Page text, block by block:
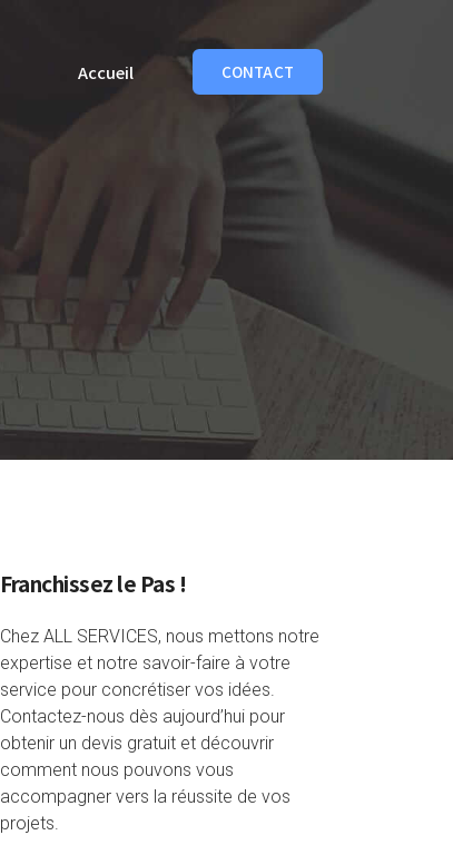
Accueil CONTACT
Franchissez le Pas !
Chez ALL SERVICES, nous mettons notre
expertise et notre savoir-faire à votre
service pour concrétiser vos idées.
Contactez-nous dès aujourd’hui pour
obtenir un devis gratuit et découvrir
comment nous pouvons vous
accompagner vers la réussite de vos
projets.